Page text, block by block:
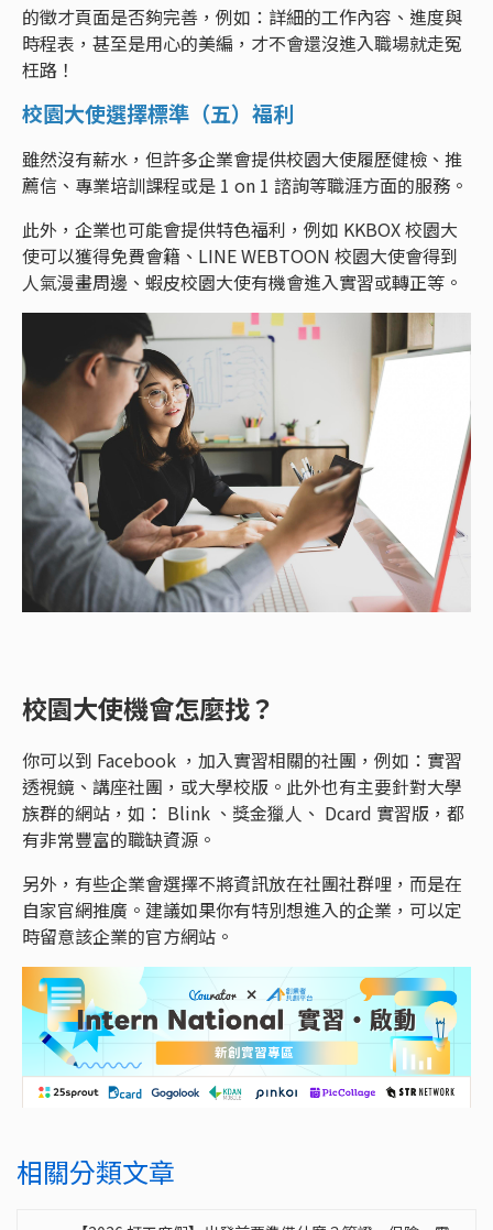
的徵才頁面是否夠完善，例如：詳細的工作內容、進度與
時程表，甚至是用心的美編，才不會還沒進入職場就走冤
枉路！
校園大使選擇標準（五）福利
雖然沒有薪水，但許多企業會提供校園大使履歷健檢、推
薦信、專業培訓課程或是 1 on 1 諮詢等職涯方面的服務。
此外，企業也可能會提供特色福利，例如 KKBOX 校園大
使可以獲得免費會籍、LINE WEBTOON 校園大使會得到
人氣漫畫周邊、蝦皮校園大使有機會進入實習或轉正等。
校園大使機會怎麼找？
你可以到 Facebook ，加入實習相關的社團，例如：實習
透視鏡、講座社團，或大學校版。此外也有主要針對大學
族群的網站，如： Blink 、獎金獵人、 Dcard 實習版，都
有非常豐富的職缺資源。
另外，有些企業會選擇不將資訊放在社團社群哩，而是在
自家官網推廣。建議如果你有特別想進入的企業，可以定
時留意該企業的官方網站。
相關分類文章